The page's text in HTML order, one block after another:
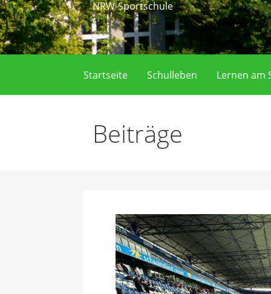
NRW-Sportschule
Startseite Schulleben Lernen am
Beiträge